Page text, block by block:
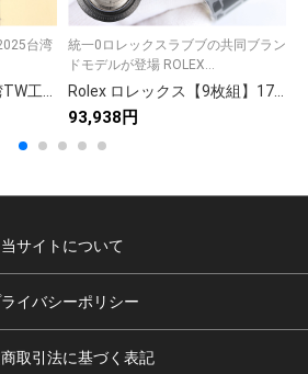
台湾
統一0ロレックスラブブの共同ブラン
ドモデルが登場 ROLEX...
93,938円
当サイトについて
イバシーポリシー
取引法に基づく表記